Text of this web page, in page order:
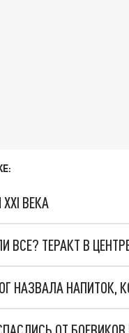
ВЕКА
ВСЕ? ТЕРАКТ В
НАЗВАЛА НАПИТОК,